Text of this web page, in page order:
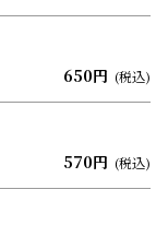
650円 (税込)
570円 (税込)